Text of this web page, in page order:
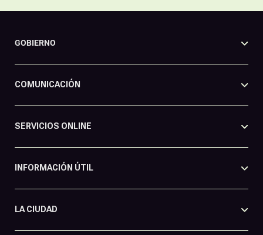
GOBIERNO
COMUNICACIÓN
SERVICIOS ONLINE
INFORMACIÓN ÚTIL
LA CIUDAD